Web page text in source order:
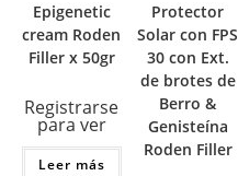
Epigenetic
cream Roden
Filler x 50gr
Registrarse
para ver
Leer más
Protector
Solar con FPS
30 con Ext.
de brotes de
Berro &
Genisteína
Roden Filler